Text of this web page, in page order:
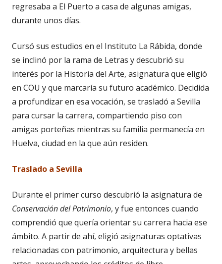
regresaba a El Puerto a casa de algunas amigas,
durante unos días.
Cursó sus estudios en el Instituto La Rábida, donde
se inclinó por la rama de Letras y descubrió su
interés por la Historia del Arte, asignatura que eligió
en COU y que marcaría su futuro académico. Decidida
a profundizar en esa vocación, se trasladó a Sevilla
para cursar la carrera, compartiendo piso con
amigas porteñas mientras su familia permanecía en
Huelva, ciudad en la que aún residen.
Traslado a Sevilla
Durante el primer curso descubrió la asignatura de
Conservación del Patrimonio, y fue entonces cuando
comprendió que quería orientar su carrera hacia ese
ámbito. A partir de ahí, eligió asignaturas optativas
relacionadas con patrimonio, arquitectura y bellas